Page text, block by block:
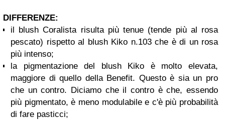
DIFFERENZE:
il blush Coralista risulta più tenue (tende più al rosa
pescato) rispetto al blush Kiko n.103 che è di un rosa
più intenso;
la pigmentazione del blush Kiko è molto elevata,
maggiore di quello della Benefit. Questo è sia un pro
che un contro. Diciamo che il contro è che, essendo
più pigmentato, è meno modulabile e c'è più probabilità
di fare pasticci;